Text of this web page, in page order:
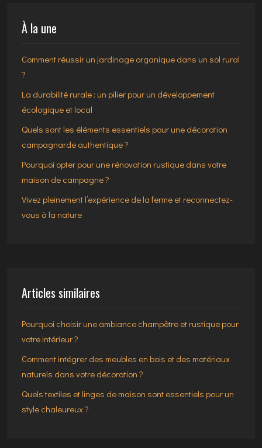
À la une
Comment réussir un jardinage organique dans un sol rural
?
La durabilité rurale : un pilier pour un développement
écologique et local
Quels sont les éléments essentiels pour une décoration
campagnarde authentique ?
Pourquoi opter pour une rénovation rustique dans votre
maison de campagne ?
Vivez pleinement l’expérience de la ferme et reconnectez-
vous à la nature
Articles similaires
Pourquoi choisir une ambiance champêtre et rustique pour
votre intérieur ?
Comment intégrer des meubles en bois et des matériaux
naturels dans votre décoration ?
Quels textiles et linges de maison sont essentiels pour un
style chaleureux ?